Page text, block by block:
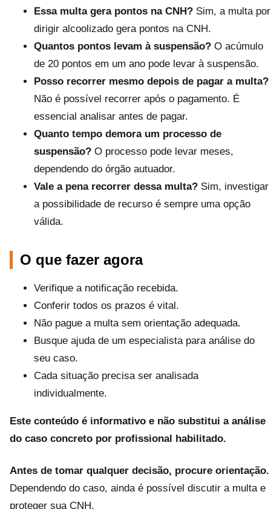
Essa multa gera pontos na CNH? Sim, a multa por
dirigir alcoolizado gera pontos na CNH.
Quantos pontos levam à suspensão? O acúmulo
de 20 pontos em um ano pode levar à suspensão.
Posso recorrer mesmo depois de pagar a multa?
Não é possível recorrer após o pagamento. É
essencial analisar antes de pagar.
Quanto tempo demora um processo de
suspensão? O processo pode levar meses,
dependendo do órgão autuador.
Vale a pena recorrer dessa multa? Sim, investigar
a possibilidade de recurso é sempre uma opção
válida.
O que fazer agora
Verifique a notificação recebida.
Conferir todos os prazos é vital.
Não pague a multa sem orientação adequada.
Busque ajuda de um especialista para análise do
seu caso.
Cada situação precisa ser analisada
individualmente.
Este conteúdo é informativo e não substitui a análise
do caso concreto por profissional habilitado.
Antes de tomar qualquer decisão, procure orientação.
Dependendo do caso, ainda é possível discutir a multa e
proteger sua CNH.